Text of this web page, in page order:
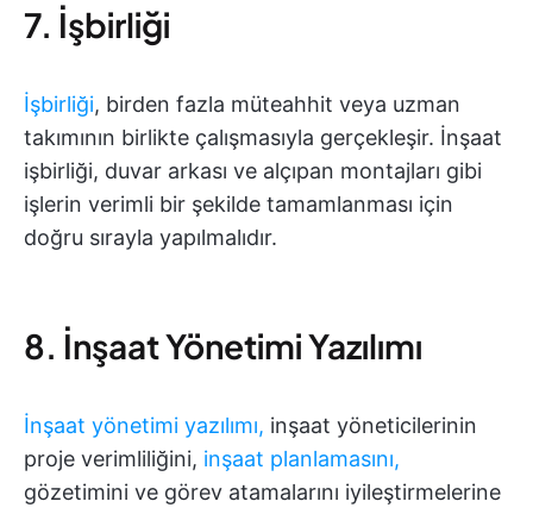
7. İşbirliği
İşbirliği, birden fazla müteahhit veya uzman
takımının birlikte çalışmasıyla gerçekleşir. İnşaat
işbirliği, duvar arkası ve alçıpan montajları gibi
işlerin verimli bir şekilde tamamlanması için
doğru sırayla yapılmalıdır.
8. İnşaat Yönetimi Yazılımı
İnşaat yönetimi yazılımı, inşaat yöneticilerinin
proje verimliliğini, inşaat planlamasını,
gözetimini ve görev atamalarını iyileştirmelerine